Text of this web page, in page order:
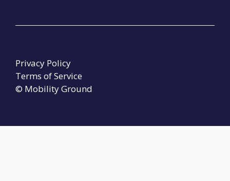
© Mobility Ground
Privacy Policy
Terms of Service